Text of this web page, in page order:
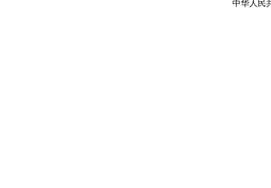
中华人民